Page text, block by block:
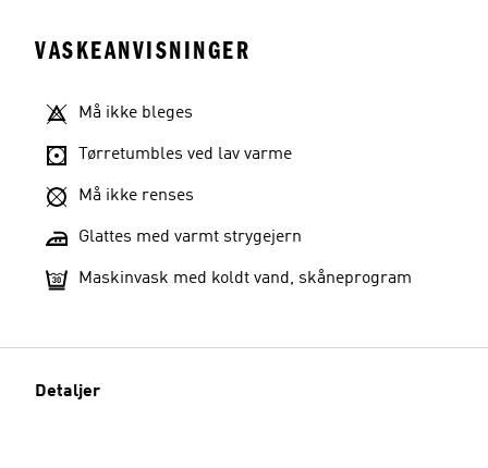
VASKEANVISNINGER
Må ikke bleges
Tørretumbles ved lav varme
Må ikke renses
Glattes med varmt strygejern
Maskinvask med koldt vand, skåneprogram
Detaljer